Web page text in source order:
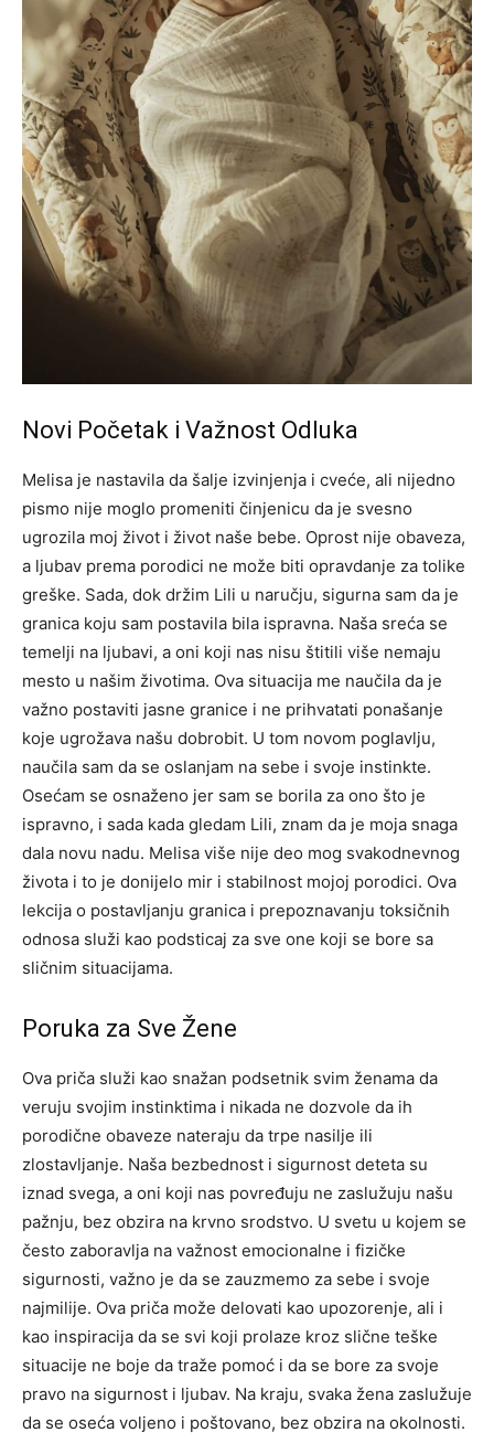
Novi Početak i Važnost Odluka
Melisa je nastavila da šalje izvinjenja i cveće, ali nijedno
pismo nije moglo promeniti činjenicu da je svesno
ugrozila moj život i život naše bebe. Oprost nije obaveza,
a ljubav prema porodici ne može biti opravdanje za tolike
greške. Sada, dok držim Lili u naručju, sigurna sam da je
granica koju sam postavila bila ispravna. Naša sreća se
temelji na ljubavi, a oni koji nas nisu štitili više nemaju
mesto u našim životima. Ova situacija me naučila da je
važno postaviti jasne granice i ne prihvatati ponašanje
koje ugrožava našu dobrobit. U tom novom poglavlju,
naučila sam da se oslanjam na sebe i svoje instinkte.
Osećam se osnaženo jer sam se borila za ono što je
ispravno, i sada kada gledam Lili, znam da je moja snaga
dala novu nadu. Melisa više nije deo mog svakodnevnog
života i to je donijelo mir i stabilnost mojoj porodici. Ova
lekcija o postavljanju granica i prepoznavanju toksičnih
odnosa služi kao podsticaj za sve one koji se bore sa
sličnim situacijama.
Poruka za Sve Žene
Ova priča služi kao snažan podsetnik svim ženama da
veruju svojim instinktima i nikada ne dozvole da ih
porodične obaveze nateraju da trpe nasilje ili
zlostavljanje. Naša bezbednost i sigurnost deteta su
iznad svega, a oni koji nas povređuju ne zaslužuju našu
pažnju, bez obzira na krvno srodstvo. U svetu u kojem se
često zaboravlja na važnost emocionalne i fizičke
sigurnosti, važno je da se zauzmemo za sebe i svoje
najmilije. Ova priča može delovati kao upozorenje, ali i
kao inspiracija da se svi koji prolaze kroz slične teške
situacije ne boje da traže pomoć i da se bore za svoje
pravo na sigurnost i ljubav. Na kraju, svaka žena zaslužuje
da se oseća voljeno i poštovano, bez obzira na okolnosti.